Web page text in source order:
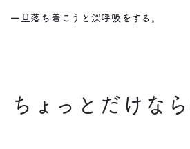
一旦落ち着こうと深呼吸をする。
ちょっとだけなら